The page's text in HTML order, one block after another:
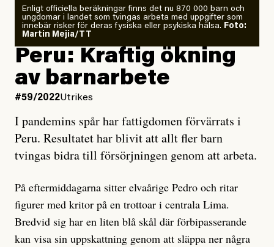
Enligt officiella beräkningar finns det nu 870 000 barn och
ungdomar i landet som tvingas arbeta med uppgifter som
innebär risker för deras fysiska eller psykiska hälsa. Foto:
Martin Mejia/TT
Peru: Kraftig ökning
av barnarbete
#59/2022Utrikes
I pandemins spår har fattigdomen förvärrats i
Peru. Resultatet har blivit att allt fler barn
tvingas bidra till försörjningen genom att arbeta.
På eftermiddagarna sitter elvaårige Pedro och ritar
figurer med kritor på en trottoar i centrala Lima.
Bredvid sig har en liten blå skål där förbipasserande
kan visa sin uppskattning genom att släppa ner några